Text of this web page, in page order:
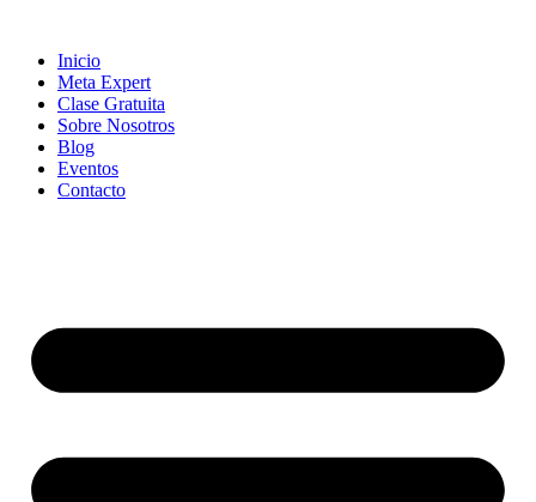
contentInicio
Meta Expert
Clase Gratuita
Sobre Nosotros
Blog
Eventos
Contacto